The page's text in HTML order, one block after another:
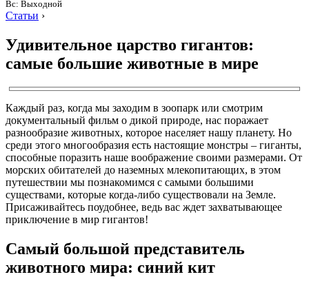
Вс: Выходной
Статьи ›
Удивительное царство гигантов:
самые большие животные в мире
Каждый раз, когда мы заходим в зоопарк или смотрим
документальный фильм о дикой природе, нас поражает
разнообразие животных, которое населяет нашу планету. Но
среди этого многообразия есть настоящие монстры – гиганты,
способные поразить наше воображение своими размерами. От
морских обитателей до наземных млекопитающих, в этом
путешествии мы познакомимся с самыми большими
существами, которые когда-либо существовали на Земле.
Присаживайтесь поудобнее, ведь вас ждет захватывающее
приключение в мир гигантов!
Самый большой представитель
животного мира: синий кит